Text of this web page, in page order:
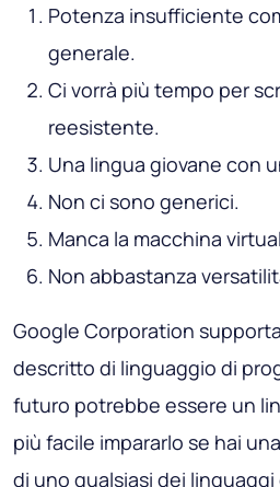
Potenza insufficiente
generale.
Ci vorrà più tempo per
reesistente.
Una lingua giovane con
Non ci sono generici.
Manca la macchina
Non abbastanza
Google Corporation
descritto di linguaggio di
futuro potrebbe essere un
più facile impararlo se hai
di uno qualsiasi dei